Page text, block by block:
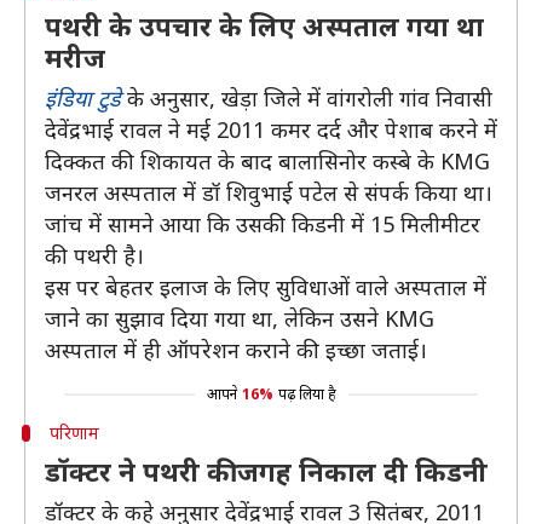
पथरी के उपचार के लिए अस्पताल गया था
मरीज
इंडिया टुडेके अनुसार, खेड़ा जिले में वांगरोली गांव निवासी
देवेंद्रभाई रावल ने मई 2011 कमर दर्द और पेशाब करने में
दिक्कत की शिकायत के बाद बालासिनोर कस्बे के KMG
जनरल अस्पताल में डॉ शिवुभाई पटेल से संपर्क किया था।
जांच में सामने आया कि उसकी किडनी में 15 मिलीमीटर
की पथरी है।
इस पर बेहतर इलाज के लिए सुविधाओं वाले अस्पताल में
जाने का सुझाव दिया गया था, लेकिन उसने KMG
अस्पताल में ही ऑपरेशन कराने की इच्छा जताई।
आपने 16% पढ़ लिया है
परिणाम
डॉक्टर ने पथरी की जगह निकाल दी किडनी
डॉक्टर के कहे अनुसार देवेंद्रभाई रावल 3 सितंबर, 2011